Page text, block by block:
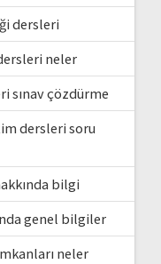
dersleri
neler
sınav çözdürme
dersleri soru
bilgi
genel bilgiler
neler